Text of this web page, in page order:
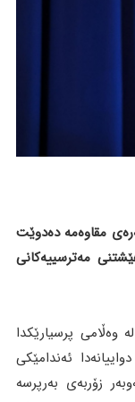
مقاوەمە دەدوێت
مەترسییەکانی
وەڵامی پرسیارێکدا
ئەندامێکی
زۆربەی بەرپرسە